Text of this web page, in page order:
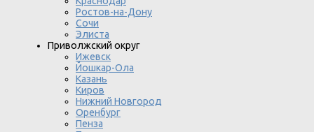
Ростов-на-Дону
Сочи
Элиста
Приволжский округ
Ижевск
Йошкар-Ола
Казань
Киров
Нижний Новгород
Оренбург
Пенза